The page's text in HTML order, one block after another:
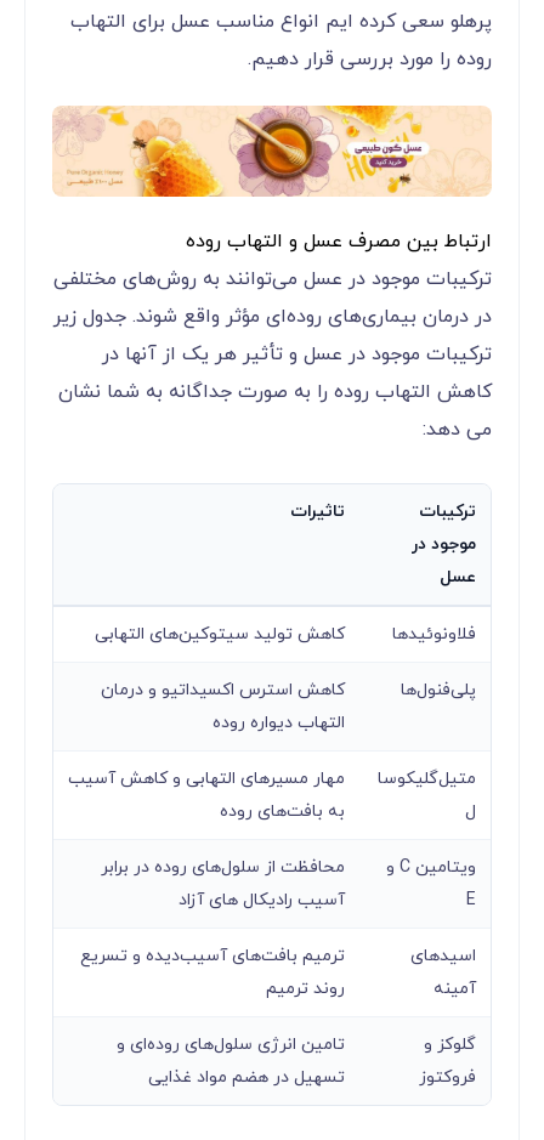
پرهلو سعی کرده ایم انواع مناسب عسل برای التهاب
روده را مورد بررسی قرار دهیم.
ارتباط بین مصرف عسل و التهاب روده
ترکیبات موجود در عسل می‌توانند به روش‌های مختلفی
در درمان بیماری‌های روده‌ای مؤثر واقع شوند. جدول زیر
ترکیبات موجود در عسل و تأثیر هر یک از آنها در
کاهش التهاب روده را به صورت جداگانه به شما نشان
می دهد:
ترکیبات
موجود در
عسل
تاثیرات
فلاونوئیدها کاهش تولید سیتوکین‌های التهابی
پلی‌فنول‌ها
کاهش استرس اکسیداتیو و درمان
التهاب دیواره روده
متیل‌گلیکوسا
ل
مهار مسیرهای التهابی و کاهش آسیب
به بافت‌های روده
ویتامین C و
E
محافظت از سلول‌های روده در برابر
آسیب رادیکال های آزاد
اسیدهای
آمینه
ترمیم بافت‌های آسیب‌دیده و تسریع
روند ترمیم
گلوکز و
فروکتوز
تامین انرژی سلول‌های روده‌ای و
تسهیل در هضم مواد غذایی